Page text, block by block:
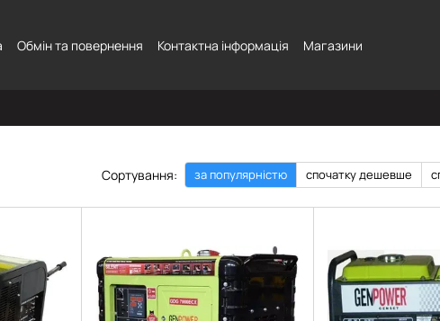
Обмін та повернення Контактна інформація Магазини
Сортування: за популярністю спочатку дешевше